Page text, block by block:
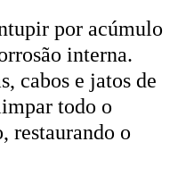
por acúmulo
interna.
cabos e jatos de
todo o
restaurando o